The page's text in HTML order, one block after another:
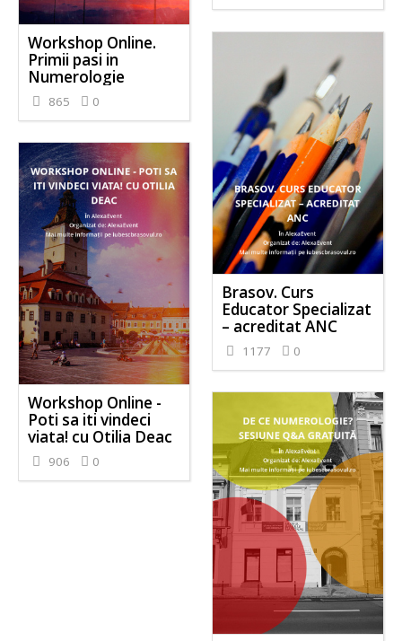
Workshop Online.
Primii pasi in
Numerologie
865 0
Brasov. Curs
Educator Specializat
– acreditat ANC
1177 0
Workshop Online -
Poti sa iti vindeci
viata! cu Otilia Deac
906 0